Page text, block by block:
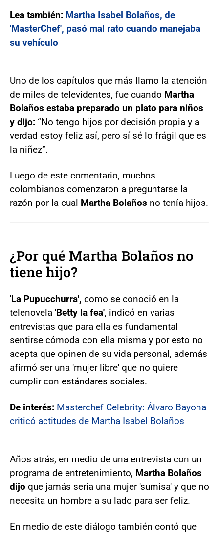
Lea también: Martha Isabel Bolaños, de
'MasterChef', pasó mal rato cuando manejaba
su vehículo
Uno de los capítulos que más llamo la atención
de miles de televidentes, fue cuando Martha
Bolaños estaba preparado un plato para niños
y dijo: “No tengo hijos por decisión propia y a
verdad estoy feliz así, pero sí sé lo frágil que es
la niñez”.
Luego de este comentario, muchos
colombianos comenzaron a preguntarse la
razón por la cual Martha Bolaños no tenía hijos.
¿Por qué Martha Bolaños no
tiene hijo?
'La Pupucchurra', como se conoció en la
telenovela 'Betty la fea', indicó en varias
entrevistas que para ella es fundamental
sentirse cómoda con ella misma y por esto no
acepta que opinen de su vida personal, además
afirmó ser una 'mujer libre' que no quiere
cumplir con estándares sociales.
De interés: Masterchef Celebrity: Álvaro Bayona
criticó actitudes de Martha Isabel Bolaños
Años atrás, en medio de una entrevista con un
programa de entretenimiento, Martha Bolaños
dijo que jamás sería una mujer 'sumisa' y que no
necesita un hombre a su lado para ser feliz.
En medio de este diálogo también contó que